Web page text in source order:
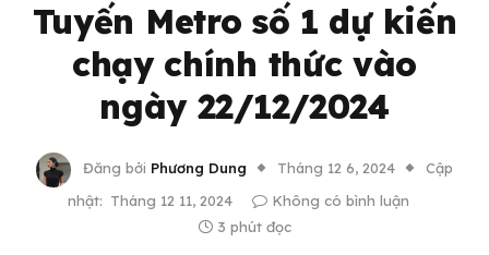
Tuyến Metro số 1 dự kiến
chạy chính thức vào
ngày 22/12/2024
Đăng bởi Phương Dung Tháng 12 6, 2024
Cập
nhật: Tháng 12 11, 2024
Không có bình luận
3 phút đọc